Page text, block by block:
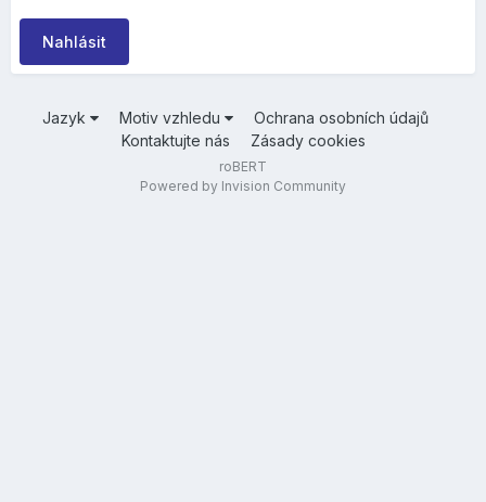
Nahlásit
Jazyk Motiv vzhledu
Ochrana osobních údajů
Kontaktujte nás
Zásady cookies
roBERT
Powered by Invision Community